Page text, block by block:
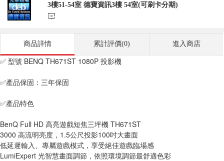
3樓51-54室 德寶資訊3樓 54室(可刷卡分期)
󰃨
商品詳情 累計評價(0) 進入商店
✅ 型號 BENQ TH671ST 1080P 投影機
✅產品保固：三年保固
✅產品特色
BenQ Full HD 高亮遊戲短焦三坪機 TH671ST
3000 高流明亮度，1.5公尺投影100吋大畫面
低延遲輸入、專屬遊戲模式，享受絕佳遊戲臨場感
LumiExpert 光智慧畫面調節，依照環境調節最舒適色彩